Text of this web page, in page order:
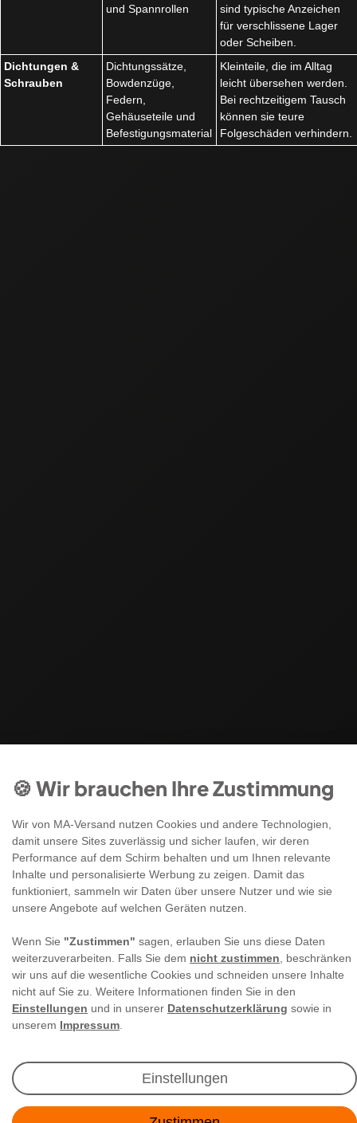
und Spannrollen
sind typische Anzeichen
für verschlissene Lager
oder Scheiben.
Dichtungen &
Schrauben
Dichtungssätze,
Bowdenzüge,
Federn,
Gehäuseteile und
Befestigungsmaterial
Kleinteile, die im Alltag
leicht übersehen werden.
Bei rechtzeitigem Tausch
können sie teure
Folgeschäden verhindern.
🍪 Wir brauchen Ihre Zustimmung
Wir von MA-Versand nutzen Cookies und andere Technologien,
damit unsere Sites zuverlässig und sicher laufen, wir deren
Performance auf dem Schirm behalten und um Ihnen relevante
Inhalte und personalisierte Werbung zu zeigen. Damit das
funktioniert, sammeln wir Daten über unsere Nutzer und wie sie
unsere Angebote auf welchen Geräten nutzen.
Wenn Sie "Zustimmen" sagen, erlauben Sie uns diese Daten
weiterzuverarbeiten. Falls Sie dem nicht zustimmen , beschränken
wir uns auf die wesentliche Cookies und schneiden unsere Inhalte
nicht auf Sie zu. Weitere Informationen finden Sie in den
Einstellungen und in unserer Datenschutzerklärung sowie in
unserem Impressum
Einstellungen
Newsletter Anmeldung
Angebote & Rabatte per E-Mail erhalten - Geld
E-MAIL **
Ich akzeptiere die
** Hierbei handelt es sich um ein Pflichtfeld.